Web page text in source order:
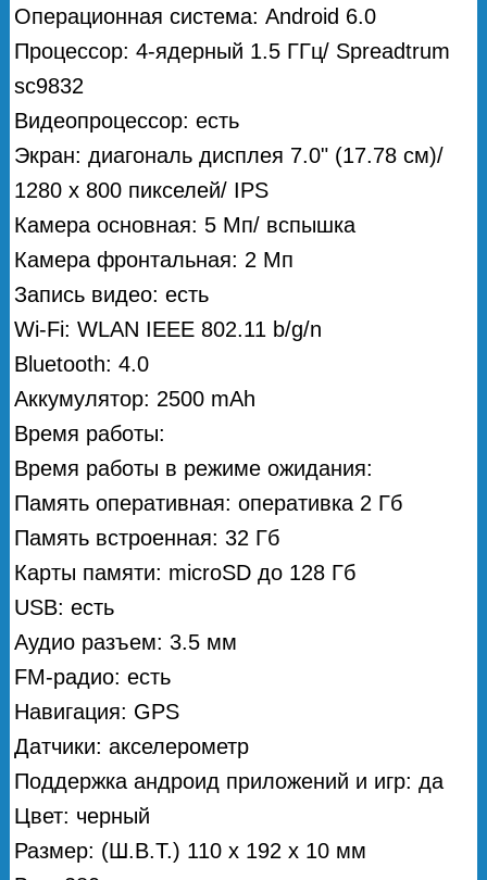
Операционная система: Android 6.0
Процессор: 4-ядерный 1.5 ГГц/ Spreadtrum
sc9832
Видеопроцессор: есть
Экран: диагональ дисплея 7.0" (17.78 см)/
1280 х 800 пикселей/ IPS
Камера основная: 5 Мп/ вспышка
Камера фронтальная: 2 Мп
Запись видео: есть
Wi-Fi: WLAN IEEE 802.11 b/g/n
Bluetooth: 4.0
Аккумулятор: 2500 mAh
Время работы:
Время работы в режиме ожидания:
Память оперативная: оперативка 2 Гб
Память встроенная: 32 Гб
Карты памяти: microSD до 128 Гб
USB: есть
Аудио разъем: 3.5 мм
FM-радио: есть
Навигация: GPS
Датчики: акселерометр
Поддержка андроид приложений и игр: да
Цвет: черный
Размер: (Ш.В.Т.) 110 х 192 х 10 мм